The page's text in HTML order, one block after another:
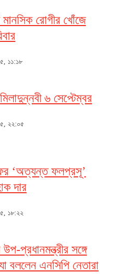
মানসিক রোগীর খোঁজে
১১:১৮
৬ সেপ্টেম্বর
২২:০৫
‘অত্যন্ত ফলপ্রসূ’
দার
১৮:২২
প্রধানমন্ত্রীর সঙ্গে
বললেন এনসিপি নেতারা